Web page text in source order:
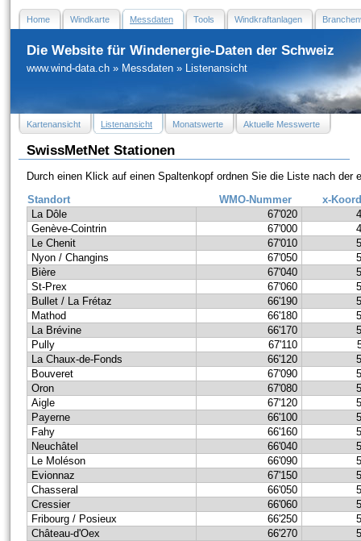
Home Windkarte Messdaten Tools Windkraftanlagen
Die Website für Windenergie-Daten der Schweiz
www.wind-data.ch » Messdaten » Listenansicht
Kartenansicht Listenansicht Monatswerte Aktuelle Messwerte
SwissMetNet Stationen
Durch einen Klick auf einen Spaltenkopf ordnen Sie die Liste nach der
Standort
WMO-Nummer
x-
La Dôle
67'020
Genève-Cointrin
67'000
Le Chenit
67'010
Nyon / Changins
67'050
Bière
67'040
St-Prex
67'060
Bullet / La Frétaz
66'190
Mathod
66'180
La Brévine
66'170
Pully
67'110
La Chaux-de-Fonds
66'120
Bouveret
67'090
Oron
67'080
Aigle
67'120
Payerne
66'100
Fahy
66'160
Neuchâtel
66'040
Le Moléson
66'090
Evionnaz
67'150
Chasseral
66'050
Cressier
66'060
Fribourg / Posieux
66'250
Château-d'Oex
66'270